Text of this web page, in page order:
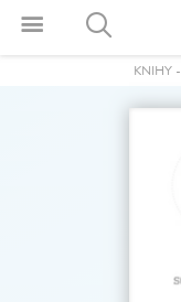
KNIHY -